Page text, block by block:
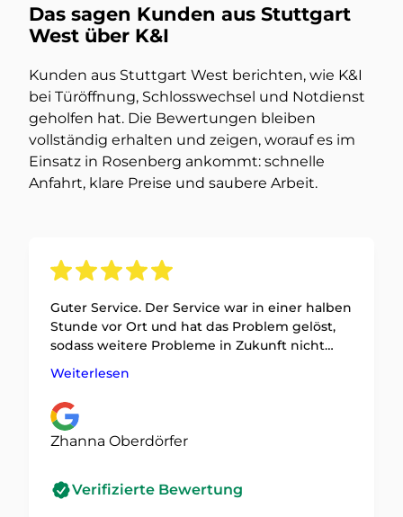
Das sagen Kunden aus Stuttgart
West über K&I
Kunden aus Stuttgart West berichten, wie K&I
bei Türöffnung, Schlosswechsel und Notdienst
geholfen hat. Die Bewertungen bleiben
vollständig erhalten und zeigen, worauf es im
Einsatz in Rosenberg ankommt: schnelle
Anfahrt, klare Preise und saubere Arbeit.
Guter Service. Der Service war in einer halben
Stunde vor Ort und hat das Problem gelöst,
sodass weitere Probleme in Zukunft nicht
mehr auftreten könnten.
Weiterlesen
Zhanna Oberdörfer
Verifizierte Bewertung